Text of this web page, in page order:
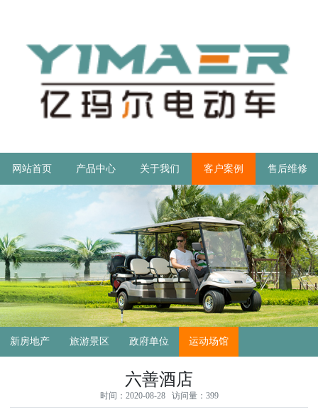
网站首页 产品中心 关于我们 客户案例 售后维修
新房地产 旅游景区 政府单位 运动场馆
六善酒店
时间：2020-08-28 访问量：399